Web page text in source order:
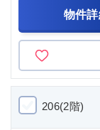
物件詳
206(2階)